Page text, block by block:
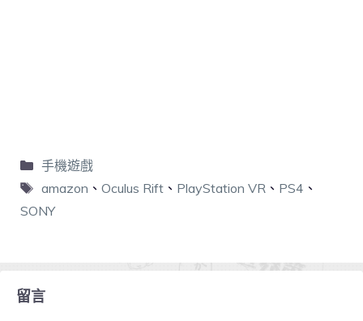
手機遊戲
amazon 、 Oculus Rift、 PlayStation VR、 PS4 、
SONY
留言